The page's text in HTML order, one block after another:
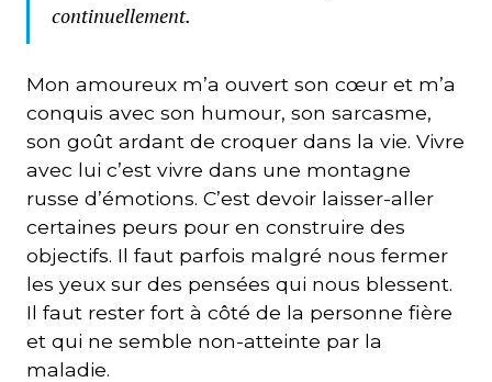
continuellement.
Mon amoureux m’a ouvert son cœur et m’a
conquis avec son humour, son sarcasme,
son goût ardant de croquer dans la vie. Vivre
avec lui c’est vivre dans une montagne
russe d’émotions. C’est devoir laisser-aller
certaines peurs pour en construire des
objectifs. Il faut parfois malgré nous fermer
les yeux sur des pensées qui nous blessent.
Il faut rester fort à côté de la personne fière
et qui ne semble non-atteinte par la
maladie.